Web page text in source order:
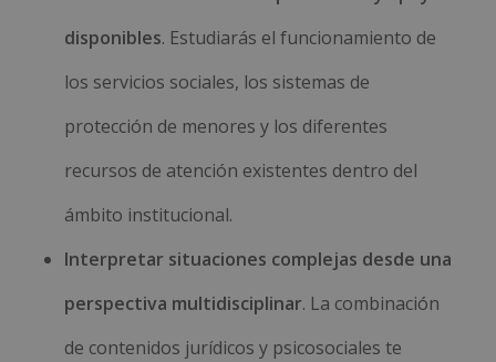
disponibles. Estudiarás el funcionamiento de
los servicios sociales, los sistemas de
protección de menores y los diferentes
recursos de atención existentes dentro del
ámbito institucional.
Interpretar situaciones complejas desde una
perspectiva multidisciplinar. La combinación
de contenidos jurídicos y psicosociales te